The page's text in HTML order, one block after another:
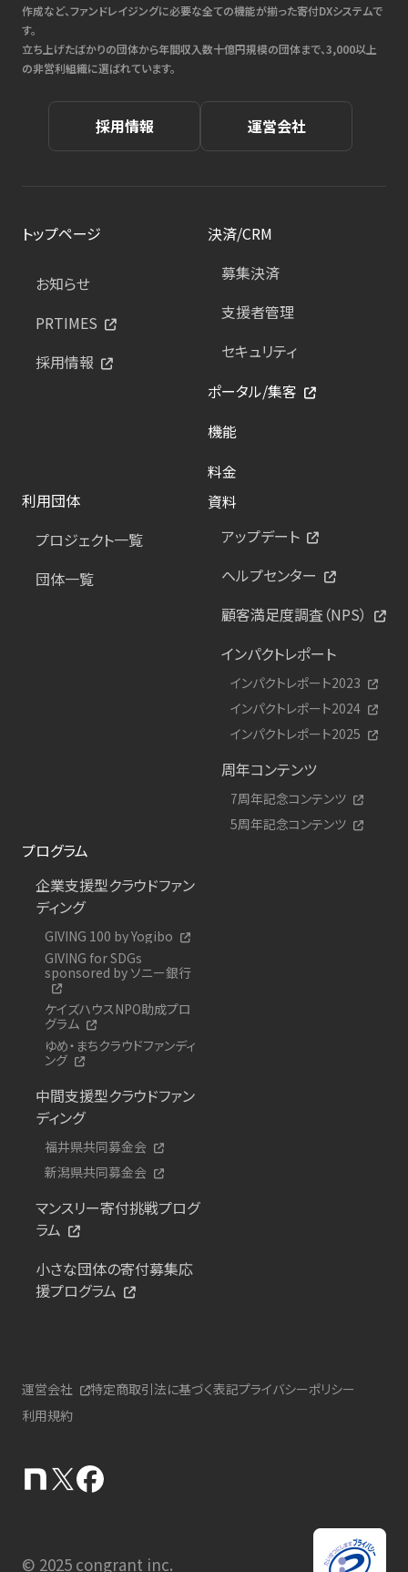
作成など、ファンドレイジングに必要な全ての機能が揃った寄付DXシステムで
す。
立ち上げたばかりの団体から年間収入数十億円規模の団体まで、3,000以上
の非営利組織に選ばれています。
採用情報 運営会社
トップページ
お知らせ
PRTIMES
採用情報
決済/CRM
募集決済
支援者管理
セキュリティ
ポータル/集客
機能
料金
利用団体
プロジェクト一覧
団体一覧
資料
アップデート
ヘルプセンター
顧客満足度調査（NPS）
インパクトレポート
インパクトレポート2023
インパクトレポート2024
インパクトレポート2025
周年コンテンツ
7周年記念コンテンツ
5周年記念コンテンツ
プログラム
企業支援型クラウドファン
ディング
GIVING 100 by Yogibo
GIVING for SDGs
sponsored by ソニー銀行
ケイズハウスNPO助成プロ
グラム
ゆめ・まちクラウドファンディ
ング
中間支援型クラウドファン
ディング
福井県共同募金会
新潟県共同募金会
マンスリー寄付挑戦プログ
ラム
小さな団体の寄付募集応
援プログラム
運営会社 特定商取引法に基づく表記プライバシーポリシー
利用規約
© 2025 congrant inc.